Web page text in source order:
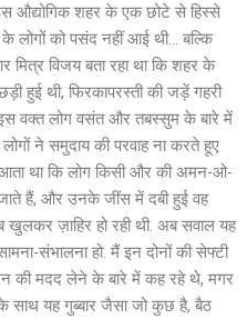
औद्योगिक शहर के एक छोटे से हिस्से
लोगों को पसंद नहीं आई थी… बल्कि
मित्र विजय बता रहा था कि शहर के
हुई थी, फिरकापरस्ती की जड़ें गहरी
इस वक्त लोग वसंत और तबस्सुम के बारे में
ने समुदाय की परवाह ना करते हूए
था कि लोग किसी और की अमन-ओ-
हैं, और उनके जींस में दबी हुई वह
ज़ाहिर हो रही थी. अब सवाल यह
संभालना हो. मैं इन दोनों की सेफ्टी
की मदद लेने के बारे में कह रहे थे, मगर
यह गुब्बार जैसा जो कुछ है, बैठ